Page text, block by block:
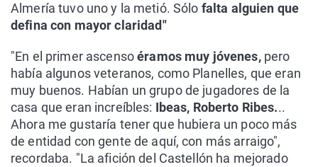
Almería tuvo uno y la metió. Sólo falta alguien que
defina con mayor claridad"
"En el primer ascensoéramos muy jóvenes,pero
había algunos veteranos, como Planelles, que eran
muy buenos. Habían un grupo de jugadores de la
casa que eran increíbles: Ibeas, Roberto Ribes...
Ahora me gustaría tener que hubiera un poco más
de entidad con gente de aquí, con más arraigo",
recordaba. "La afición del Castellón ha mejorado